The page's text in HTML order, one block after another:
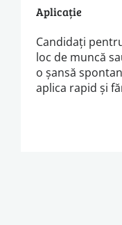
Aplicație
Candidați
loc de muncă
o șansă
aplica rapid și